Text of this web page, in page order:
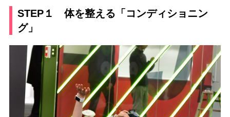
STEP１ 体を整える「コンディショニン
グ」